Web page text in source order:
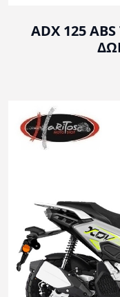
ADX 125